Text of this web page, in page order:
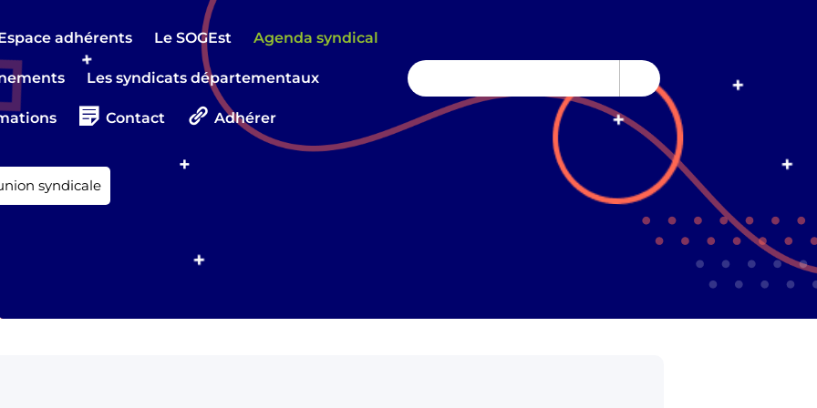
adhérents Le SOGEst Agenda syndical
Les syndicats départementaux
Contact Adhérer
syndicale